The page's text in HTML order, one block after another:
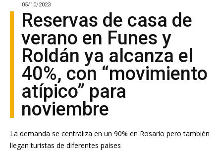
05/10/2023
Reservas de casa de
verano en Funes y
Roldán ya alcanza el
40%, con “movimiento
atípico” para
noviembre
La demanda se centraliza en un 90% en Rosario pero también
llegan turistas de diferentes países